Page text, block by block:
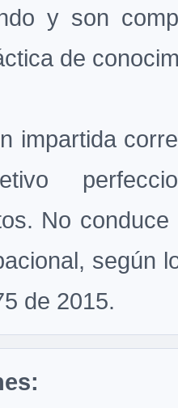
y son
de
impartida
No
según
de 2015.